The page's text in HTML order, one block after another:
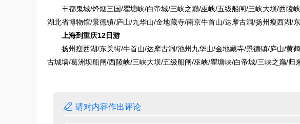
丰都鬼城/烽烟三国/瞿塘峡/白帝城/三峡之巅/巫峡/五级船闸/三峡大坝/西陵
湖北省博物馆/景德镇/庐山/九华山/金地藏寺/南京牛首山/达摩古洞/扬州瘦西湖/
上海到重庆12日游
扬州瘦西湖/东关街/牛首山/达摩古洞/池州九华山/金地藏寺/景德镇/庐山/黄
古城墙/葛洲坝船闸/西陵峡/三峡大坝/五级船闸/巫峡/瞿塘峡/白帝城/三峡之巅/归
 请对内容作出评论